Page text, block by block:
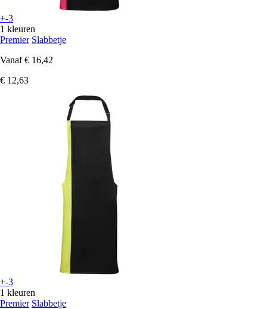
+-3
1 kleuren
Premier Slabbetje
Vanaf € 16,42
€ 12,63
+-3
1 kleuren
Premier Slabbetje